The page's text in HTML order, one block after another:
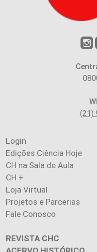
(21)
Login
Edições Ciência Hoje
CH na Sala de Aula
CH +
Loja Virtual
Projetos e Parcerias
Fale Conosco
REVISTA CHC